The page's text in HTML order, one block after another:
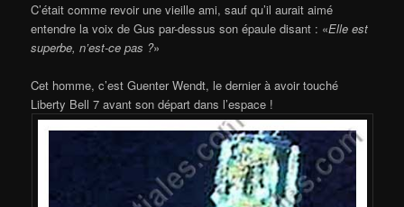
C’était comme revoir une vieille ami, sauf qu’il aurait aimé
entendre la voix de Gus par-dessus son épaule disant : «Elle est
superbe, n’est-ce pas ?»
Cet homme, c’est Guenter Wendt, le dernier à avoir touché
Liberty Bell 7 avant son départ dans l’espace !